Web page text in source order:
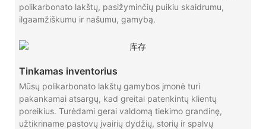
polikarbonato lakštų, pasižyminčių puikiu skaidrumu,
ilgaamžiškumu ir našumu, gamybą.
Tinkamas inventorius
Mūsų polikarbonato lakštų gamybos įmonė turi
pakankamai atsargų, kad greitai patenkintų klientų
poreikius. Turėdami gerai valdomą tiekimo grandinę,
užtikriname pastovų įvairių dydžių, storių ir spalvų